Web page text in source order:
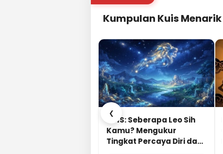
Kumpulan Kuis Menarik
❮
KUIS: Seberapa Leo Sih
Kamu? Mengukur
Tingkat Percaya Diri dan